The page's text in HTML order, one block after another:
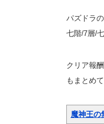
パズドラ
七階/7層/
クリア報
もまとめ
魔神王の